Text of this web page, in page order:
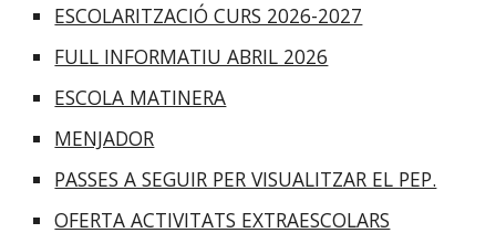
ESCOLARITZACIÓ CURS 2026-2027
FULL INFORMATIU ABRIL 2026
ESCOLA MATINERA
MENJADOR
PASSES A SEGUIR PER VISUALITZAR EL PEP.
OFERTA ACTIVITATS EXTRAESCOLARS